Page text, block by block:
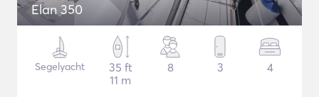
Elan 350
Segelyacht
35 ft
11 m
8 3 4